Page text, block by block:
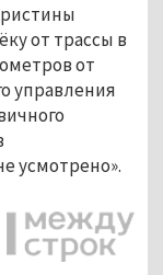
от трассы в
от
управления
усмотрено».